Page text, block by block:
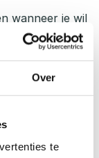
Over
te
wanneer je wil
geregistreerd
de